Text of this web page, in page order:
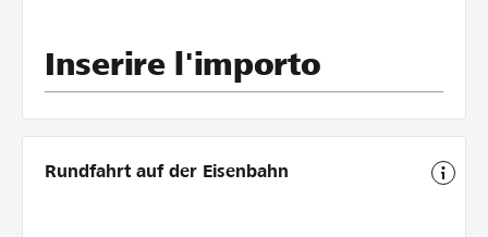
Inserire l'importo
Rundfahrt auf der Eisenbahn